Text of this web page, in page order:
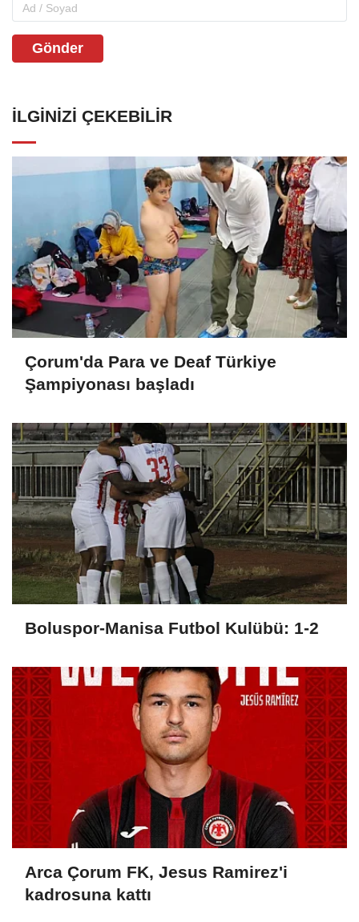
Gönder
İLGINIZI ÇEKEBILIR
Çorum'da Para ve Deaf Türkiye
Şampiyonası başladı
Boluspor-Manisa Futbol Kulübü: 1-2
Arca Çorum FK, Jesus Ramirez'i
kadrosuna kattı